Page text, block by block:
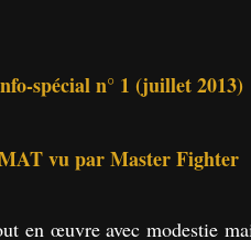
spécial n° 1 (juillet 2013)
vu par Master Fighter
en œuvre avec modestie